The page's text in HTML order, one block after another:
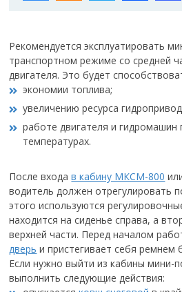
Рекомендуется эксплуатировать
транспортном режиме со средней
двигателя. Это будет
экономии топлива;
увеличению ресурса
работе двигателя и
температурах.
После входав кабину МКСМ-800
водитель должен отрегулировать
этого используются
находится на сиденье справа, а
верхней части. Перед началом
дверь и пристегивает себя ремнем
Если нужно выйти из кабины мини-
выполнить следующие действия: